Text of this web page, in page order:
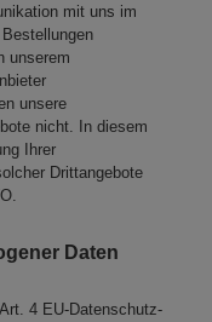
mit uns im
unserem
unsere
nicht. In diesem
Ihrer
Drittangebote
Daten
4 EU-Datenschutz-